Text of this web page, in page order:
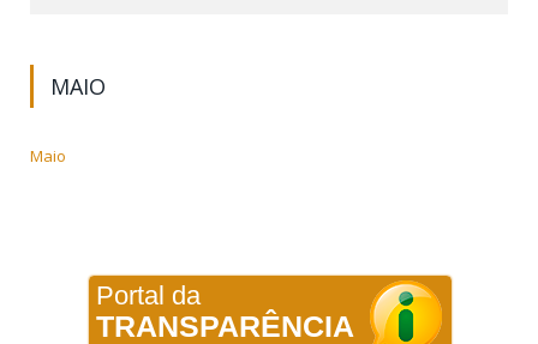
MAIO
Maio
Portal da
TRANSPARÊNCIA